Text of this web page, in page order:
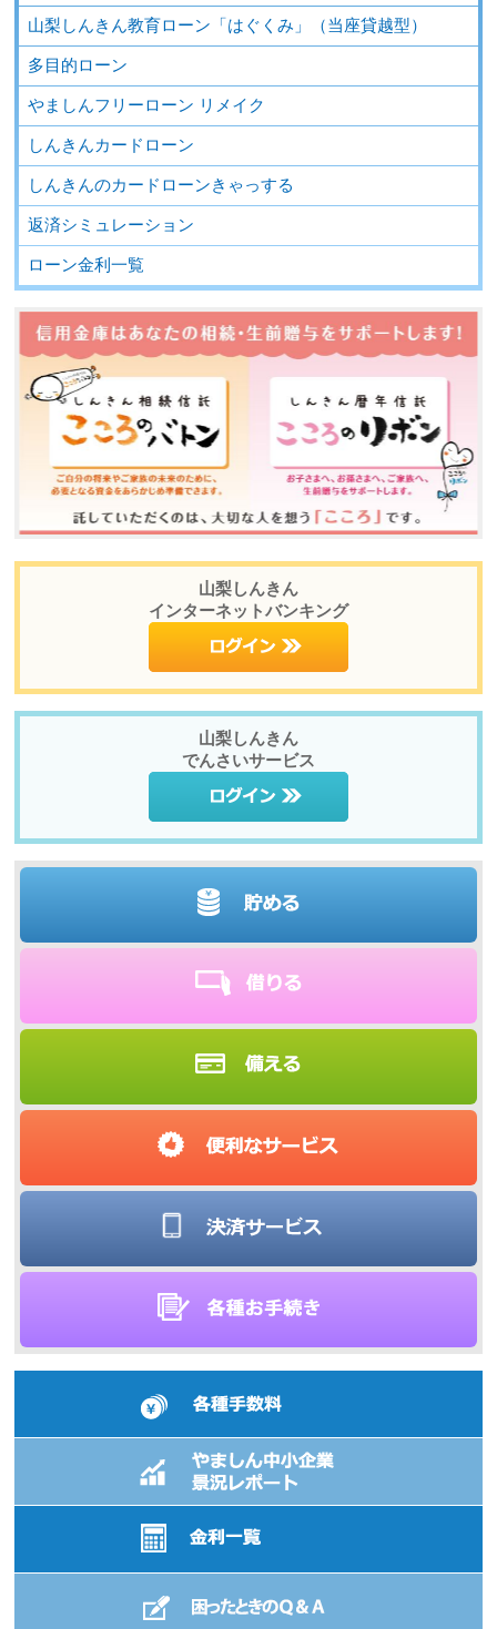
山梨しんきん教育ローン「はぐくみ」（当座貸越型）
多目的ローン
やましんフリーローン リメイク
しんきんカードローン
しんきんのカードローンきゃっする
返済シミュレーション
ローン金利一覧
山梨しんきん
インターネットバンキング
山梨しんきん
でんさいサービス